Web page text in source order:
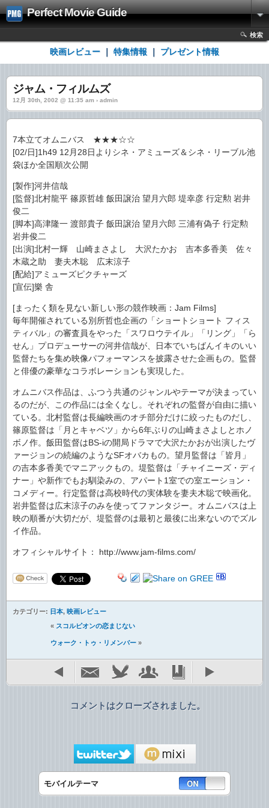
Perfect Movie Guide
検索
映画レビュー 特集情報 プレゼント情報
ジャム・フィルムズ
12月 30th, 2002 @ 11:35 am › admin
7本立てオムニバス ★★★☆☆
[02/日]1h49 12月28日よりシネ・アミューズ＆シネ・リーブル池
袋ほか全国順次公開
[製作]河井信哉
[監督]北村龍平 篠原哲雄 飯田譲治 望月六郎 堤幸彦 行定勲 岩井
俊二
[脚本]高津隆一 渡部貴子 飯田譲治 望月六郎 三浦有偽子 行定勲
岩井俊二
[出演]北村一輝 山崎まさよし 大沢たかお 吉本多香美 佐々
木蔵之助 妻夫木聡 広末涼子
[配給]アミューズピクチャーズ
[宣伝]樂 舎
[まったく類を見ない新しい形の競作映画：Jam Films]
毎年開催されている別所哲也企画の「ショートショート フィス
ティバル」の審査員をやった「スワロウテイル」「リング」「ら
せん」プロデューサーの河井信哉が、日本でいちばんイキのいい
監督たちを集め映像パフォーマンスを披露させた企画もの。監督
と俳優の豪華なコラボレーションも実現した。
オムニバス作品は、ふつう共通のジャンルやテーマが決まってい
るのだが、この作品には全くなし。それぞれの監督が自由に描い
ている。北村監督は長編映画のオチ部分だけに絞ったものだし、
篠原監督は「月とキャベツ」から6年ぶりの山崎まさよしとホノ
ボノ作。飯田監督はBS-iの開局ドラマで大沢たかおが出演したヴ
ァージョンの続編のようなSFオバカもの。望月監督は「皆月」
の吉本多香美でマニアックもの。堤監督は「チャイニーズ・ディ
ナー」や新作でもお馴染みの、アパート1室での室エーション・
コメディー。行定監督は高校時代の実体験を妻夫木聡で映画化。
岩井監督は広末涼子のみを使ってファンタジー。オムニバスは上
映の順番が大切だが、堤監督のは最初と最後に出来ないのでズル
イ作品。
オフィシャルサイト： http://www.jam-films.com/
カテゴリー: 日本, 映画レビュー
« スコルピオンの恋まじない
ウォーク・トゥ・リメンバー »
コメントはクローズされました。
モバイルテーマ